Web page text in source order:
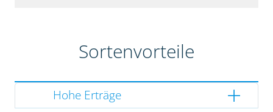
Sortenvorteile
Hohe Erträge